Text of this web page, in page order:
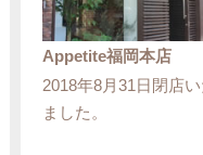
Appetite福岡本店
2018年8月31日閉店
ました。